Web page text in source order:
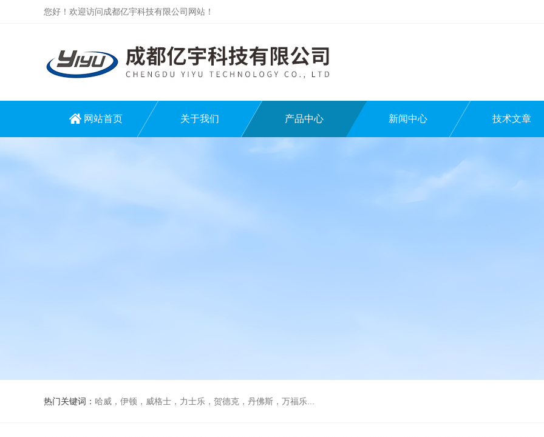
您好！欢迎访问成都亿宇科技有限公司网站！
网站首页 关于我们 产品中心 新闻中心 技术文章
热门关键词： 哈威，伊顿，威格士，力士乐，贺德克，丹佛斯，万福乐...